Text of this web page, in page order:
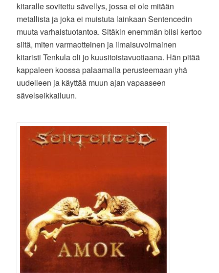
kitaralle sovitettu sävellys, jossa ei ole mitään
metallista ja joka ei muistuta lainkaan Sentencedin
muuta varhaistuotantoa. Sitäkin enemmän biisi kertoo
siitä, miten varmaotteinen ja ilmaisuvoimainen
kitaristi Tenkula oli jo kuusitoistavuotiaana. Hän pitää
kappaleen koossa palaamalla perusteemaan yhä
uudelleen ja käyttää muun ajan vapaaseen
sävelseikkailuun.